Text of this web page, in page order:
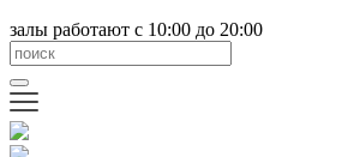
залы работают с 10:00 до 20:00